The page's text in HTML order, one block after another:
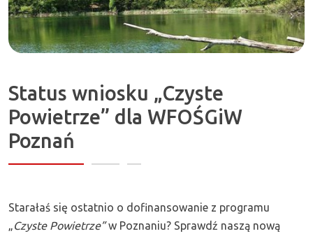
Status wniosku „Czyste
Powietrze” dla WFOŚGiW
Poznań
Starałaś się ostatnio o dofinansowanie z programu
„Czyste Powietrze”w Poznaniu? Sprawdź naszą nową